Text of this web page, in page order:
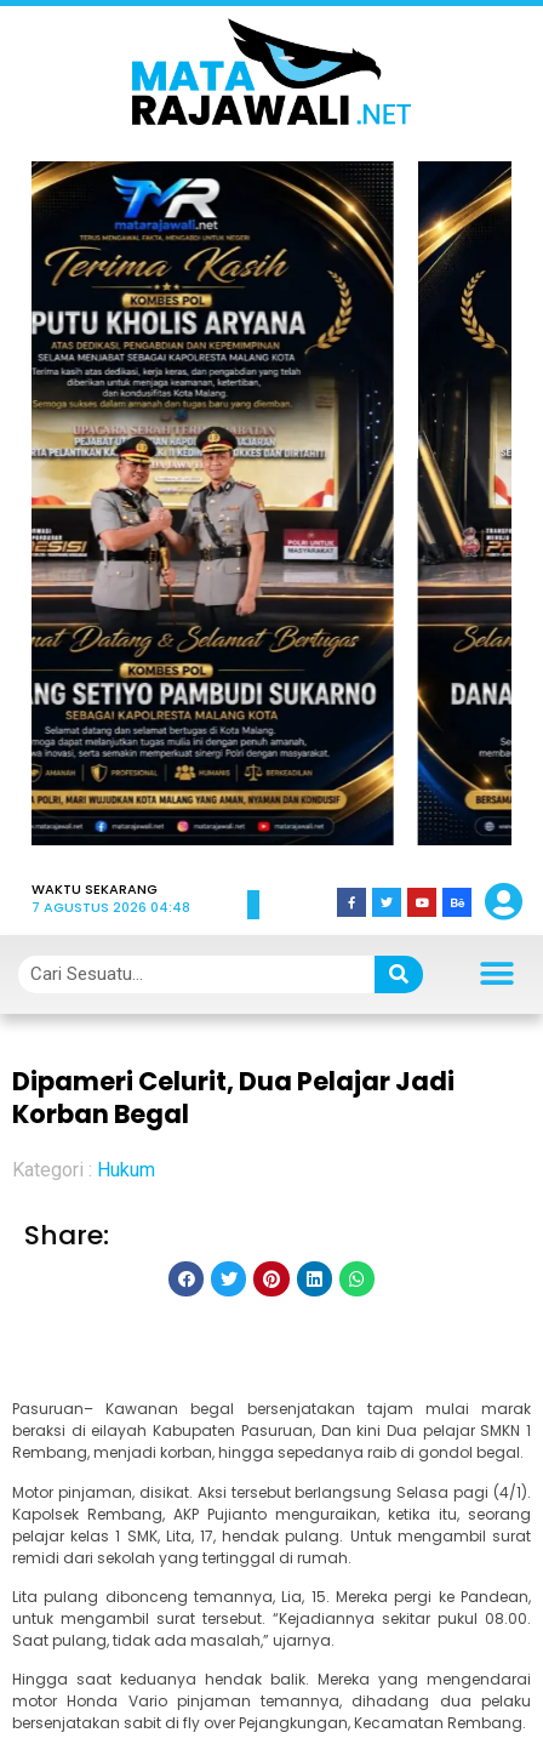
WAKTU SEKARANG
7 AGUSTUS 2026 04:48
Dipameri Celurit, Dua Pelajar Jadi
Korban Begal
Kategori : Hukum
Share:
Pasuruan– Kawanan begal bersenjatakan tajam mulai marak
beraksi di eilayah Kabupaten Pasuruan, Dan kini Dua pelajar SMKN 1
Rembang, menjadi korban, hingga sepedanya raib di gondol begal.
Motor pinjaman, disikat. Aksi tersebut berlangsung Selasa pagi (4/1).
Kapolsek Rembang, AKP Pujianto menguraikan, ketika itu, seorang
pelajar kelas 1 SMK, Lita, 17, hendak pulang. Untuk mengambil surat
remidi dari sekolah yang tertinggal di rumah.
Lita pulang dibonceng temannya, Lia, 15. Mereka pergi ke Pandean,
untuk mengambil surat tersebut. “Kejadiannya sekitar pukul 08.00.
Saat pulang, tidak ada masalah,” ujarnya.
Hingga saat keduanya hendak balik. Mereka yang mengendarai
motor Honda Vario pinjaman temannya, dihadang dua pelaku
bersenjatakan sabit di fly over Pejangkungan, Kecamatan Rembang.